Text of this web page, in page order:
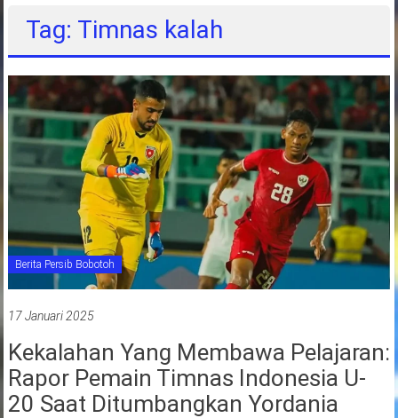
jawa
barat
indonesia
Tag: Timnas kalah
Berita Persib Bobotoh
17 Januari 2025
Kekalahan Yang Membawa Pelajaran:
Rapor Pemain Timnas Indonesia U-
20 Saat Ditumbangkan Yordania